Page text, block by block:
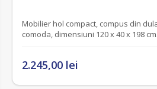
Mobilier hol compact, compus din
comoda, dimensiuni 120 x 40 x 198 cm.
2.245,00 lei